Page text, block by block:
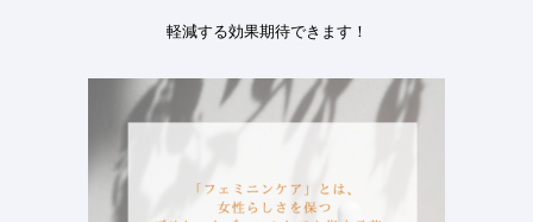
軽減する効果期待できます ！